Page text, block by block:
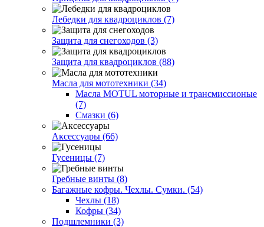
Лебедки для квадроциклов (7)
Защита для снегоходов (3)
Защита для квадроциклов (88)
Масла для мототехники (34)
Масла MOTUL моторные и трансмиссионые
(7)
Смазки (6)
Аксессуары (66)
Гусеницы (7)
Гребные винты (8)
Багажные кофры. Чехлы. Сумки. (54)
Чехлы (18)
Кофры (34)
Подшлемники (3)